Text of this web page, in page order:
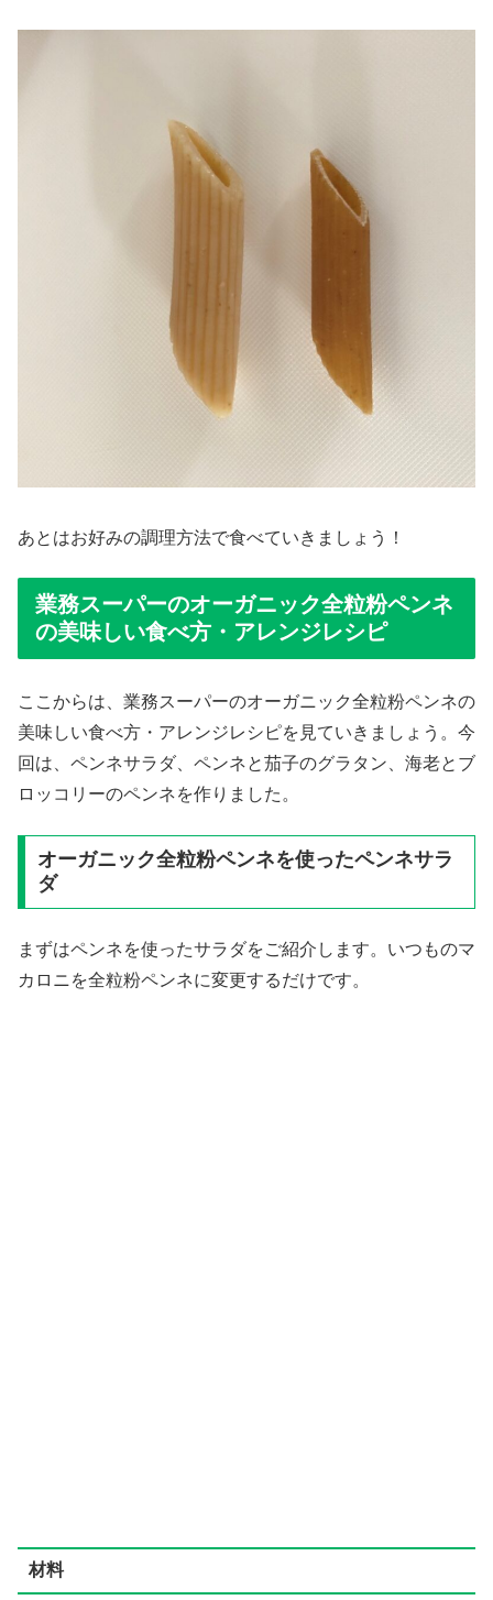
あとはお好みの調理方法で食べていきましょう！
業務スーパーのオーガニック全粒粉ペンネ
の美味しい食べ方・アレンジレシピ
ここからは、業務スーパーのオーガニック全粒粉ペンネの
美味しい食べ方・アレンジレシピを見ていきましょう。今
回は、ペンネサラダ、ペンネと茄子のグラタン、海老とブ
ロッコリーのペンネを作りました。
オーガニック全粒粉ペンネを使ったペンネサラ
ダ
まずはペンネを使ったサラダをご紹介します。いつものマ
カロニを全粒粉ペンネに変更するだけです。
材料